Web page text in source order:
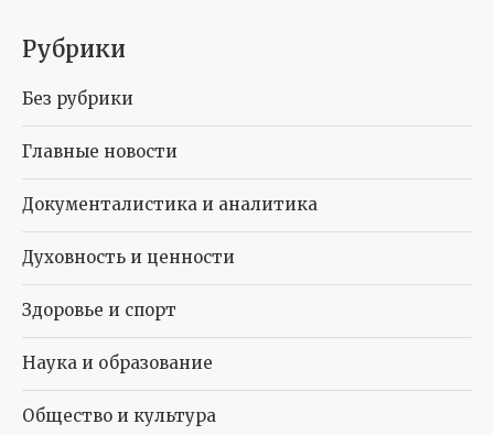
Рубрики
Без рубрики
Главные новости
Документалистика и аналитика
Духовность и ценности
Здоровье и спорт
Наука и образование
Общество и культура